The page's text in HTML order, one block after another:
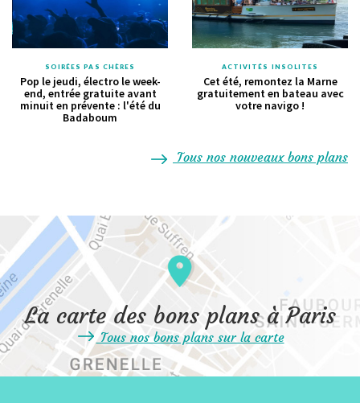
SOIRÉES PAS CHÈRES
Pop le jeudi, électro le week-
end, entrée gratuite avant
minuit en prévente : l'été du
Badaboum
ACTIVITÉS INSOLITES
Cet été, remontez la Marne
gratuitement en bateau avec
votre navigo !
Tous nos nouveaux bons plans
La carte des bons plans à Paris
Tous nos bons plans sur la carte